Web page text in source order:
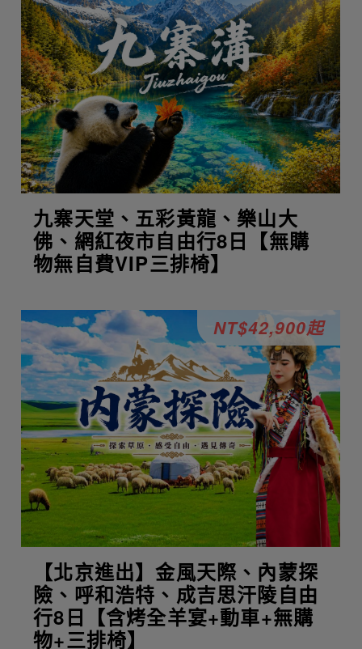
九寨天堂、五彩黃龍、樂山大
佛、網紅夜市自由行8日【無購
物無自費VIP三排椅】
【北京進出】金風天際、內蒙探
險、呼和浩特、成吉思汗陵自由
行8日【含烤全羊宴+動車+無購
物+三排椅】
NT$42,900起